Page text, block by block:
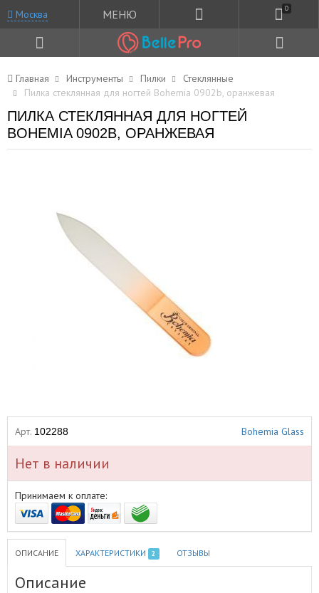
Москва МЕНЮ 0
Главная Инструменты Пилки
Стеклянные
Пилка стеклянная для ногтей Bohemia 0902b, оранжевая
ПИЛКА СТЕКЛЯННАЯ ДЛЯ НОГТЕЙ
BOHEMIA 0902B, ОРАНЖЕВАЯ
Арт. 102288 Bohemia Glass
Нет в наличии
Принимаем к оплате:
ОПИСАНИЕ ХАРАКТЕРИСТИКИ 2 ОТЗЫВЫ
Описание